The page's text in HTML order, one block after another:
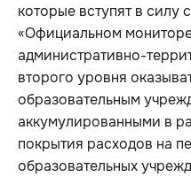
которые вступят в силу
«Официальном
административно-
второго уровня
образовательным
аккумулированными в
покрытия расходов на
образовательных